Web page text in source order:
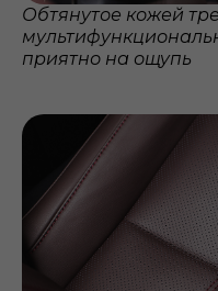
Обтянутое кожей
приятно на ощупь